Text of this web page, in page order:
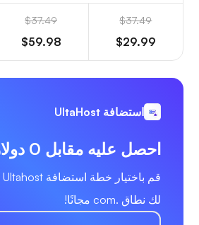
$37.49
$29.99
$37.49
$59.98
استضافة UltaHost
احصل عليه مقابل 0 دولار
لك نطاق .com مجانًا!